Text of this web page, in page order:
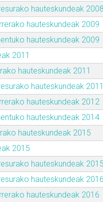
hauteskundeak 2008
hauteskundeak 2009
hauteskundeak 2009
2011
hauteskundeak 2011
hauteskundeak 2011
hauteskundeak 2012
hauteskundeak 2014
hauteskundeak 2015
2015
hauteskundeak 2015
hauteskundeak 2016
hauteskundeak 2016